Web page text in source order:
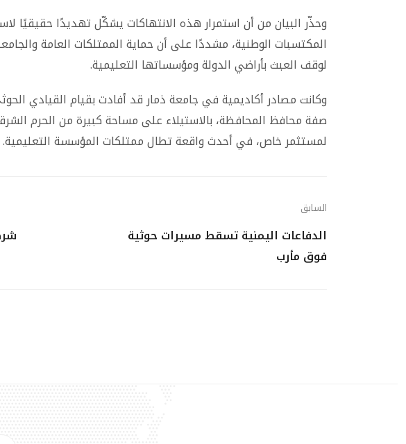
وحذّر البيان من أن استمرار هذه الانتهاكات يشكّل تهديدًا حقيقيًا
المكتسبات الوطنية، مشددًا على أن حماية الممتلكات العامة
لوقف العبث بأراضي الدولة ومؤسساتها التعليمية.
وكانت مصادر أكاديمية في جامعة ذمار قد أفادت بقيام القيادي
صفة محافظ المحافظة، بالاستيلاء على مساحة كبيرة من الحرم
لمستثمر خاص، في أحدث واقعة تطال ممتلكات المؤسسة التعليمية.
السابق
الدفاعات اليمنية تسقط مسيرات حوثية
فوق مأرب